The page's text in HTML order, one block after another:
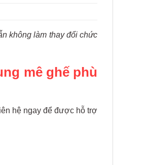
không làm thay đổi chức
mê ghế phù
hệ ngay để được hỗ trợ